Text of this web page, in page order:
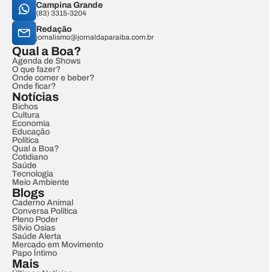
Campina Grande
(83) 3315-3204
Redação
jornalismo@jornaldaparaiba.com.br
Qual a Boa?
Agenda de Shows
O que fazer?
Onde comer e beber?
Onde ficar?
Notícias
Bichos
Cultura
Economia
Educação
Política
Qual a Boa?
Cotidiano
Saúde
Tecnologia
Meio Ambiente
Blogs
Caderno Animal
Conversa Política
Pleno Poder
Sílvio Osias
Saúde Alerta
Mercado em Movimento
Papo Íntimo
Mais